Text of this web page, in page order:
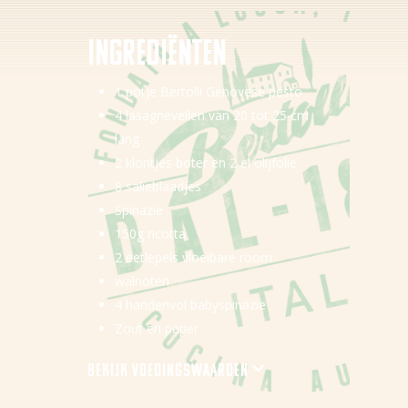
Ingredië nten
1 potje Bertolli Genovese pesto
4 lasagnevellen van 20 tot 25 cm
lang
2 klontjes boter en 2 el olijfolie
8 salieblaadjes
Spinazie
150g ricotta
2 eetlepels vloeibare room
walnoten
4 handenvol babyspinazie
Zout en peper
Bekijk voedingswaarden
Over Bertolli
Tips & Tricks
Waar te koop
Home
NL (NL)
NL (BE)
FR (BE)
DE (DE)